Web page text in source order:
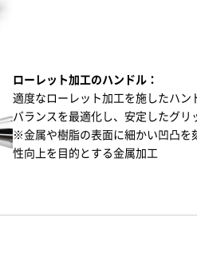
ローレット加工のハンドル：
適度なローレット加工を施したハン
バランスを最適化し、安定したグリ
※金属や樹脂の表面に細かい凹凸を
性向上を目的とする金属加工